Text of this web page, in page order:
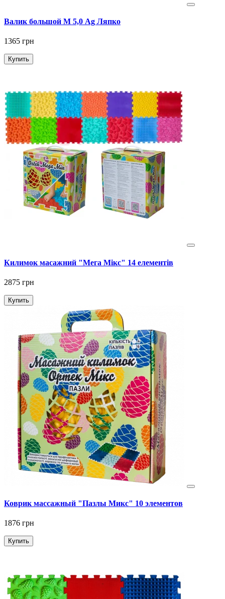
Валик большой М 5,0 Ag Ляпко
1365 грн
Купить
Килимок масажний "Мега Мікс" 14 елементів
2875 грн
Купить
Коврик массажный "Пазлы Микс" 10 элементов
1876 грн
Купить